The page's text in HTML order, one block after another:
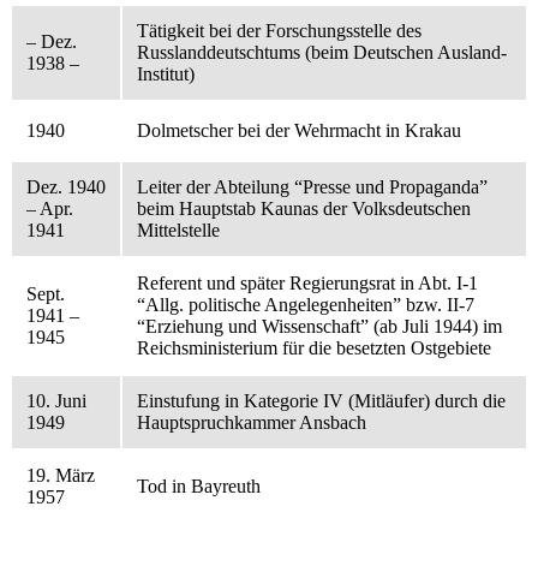
– Dez.
1938 –
Tätigkeit bei der Forschungsstelle des
Russlanddeutschtums (beim Deutschen Ausland-
Institut)
1940 Dolmetscher bei der Wehrmacht in Krakau
Dez. 1940
– Apr.
1941
Leiter der Abteilung “Presse und Propaganda”
beim Hauptstab Kaunas der Volksdeutschen
Mittelstelle
Sept.
1941 –
1945
Referent und später Regierungsrat in Abt. I-1
“Allg. politische Angelegenheiten” bzw. II-7
“Erziehung und Wissenschaft” (ab Juli 1944) im
Reichsministerium für die besetzten Ostgebiete
10. Juni
1949
Einstufung in Kategorie IV (Mitläufer) durch die
Hauptspruchkammer Ansbach
19. März
1957
Tod in Bayreuth